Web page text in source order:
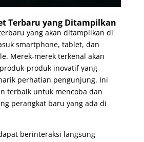
Terbaru yang Ditampilkan
yang akan ditampilkan di
smartphone, tablet, dan
Merek-merek terkenal akan
produk inovatif yang
perhatian pengunjung. Ini
terbaik untuk mencoba dan
perangkat baru yang ada di
berinteraksi langsung